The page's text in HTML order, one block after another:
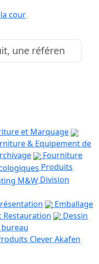
et Marquage
& Equipement de
Fourniture
Produits
Division
Emballage
Restauration
Dessin
Clever Akafen